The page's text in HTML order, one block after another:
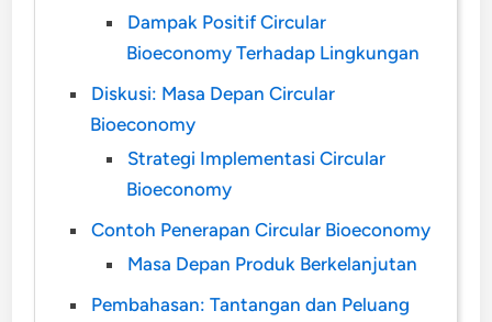
Dampak Positif Circular
Bioeconomy Terhadap Lingkungan
Diskusi: Masa Depan Circular
Bioeconomy
Strategi Implementasi Circular
Bioeconomy
Contoh Penerapan Circular Bioeconomy
Masa Depan Produk Berkelanjutan
Pembahasan: Tantangan dan Peluang